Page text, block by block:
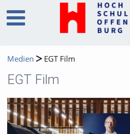
Medien EGT Film
EGT Film